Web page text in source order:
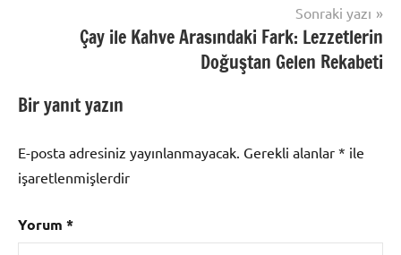
Sonraki yazı
Çay ile Kahve Arasındaki Fark: Lezzetlerin
Doğuştan Gelen Rekabeti
Bir yanıt yazın
E-posta adresiniz yayınlanmayacak. Gerekli alanlar * ile
işaretlenmişlerdir
Yorum *